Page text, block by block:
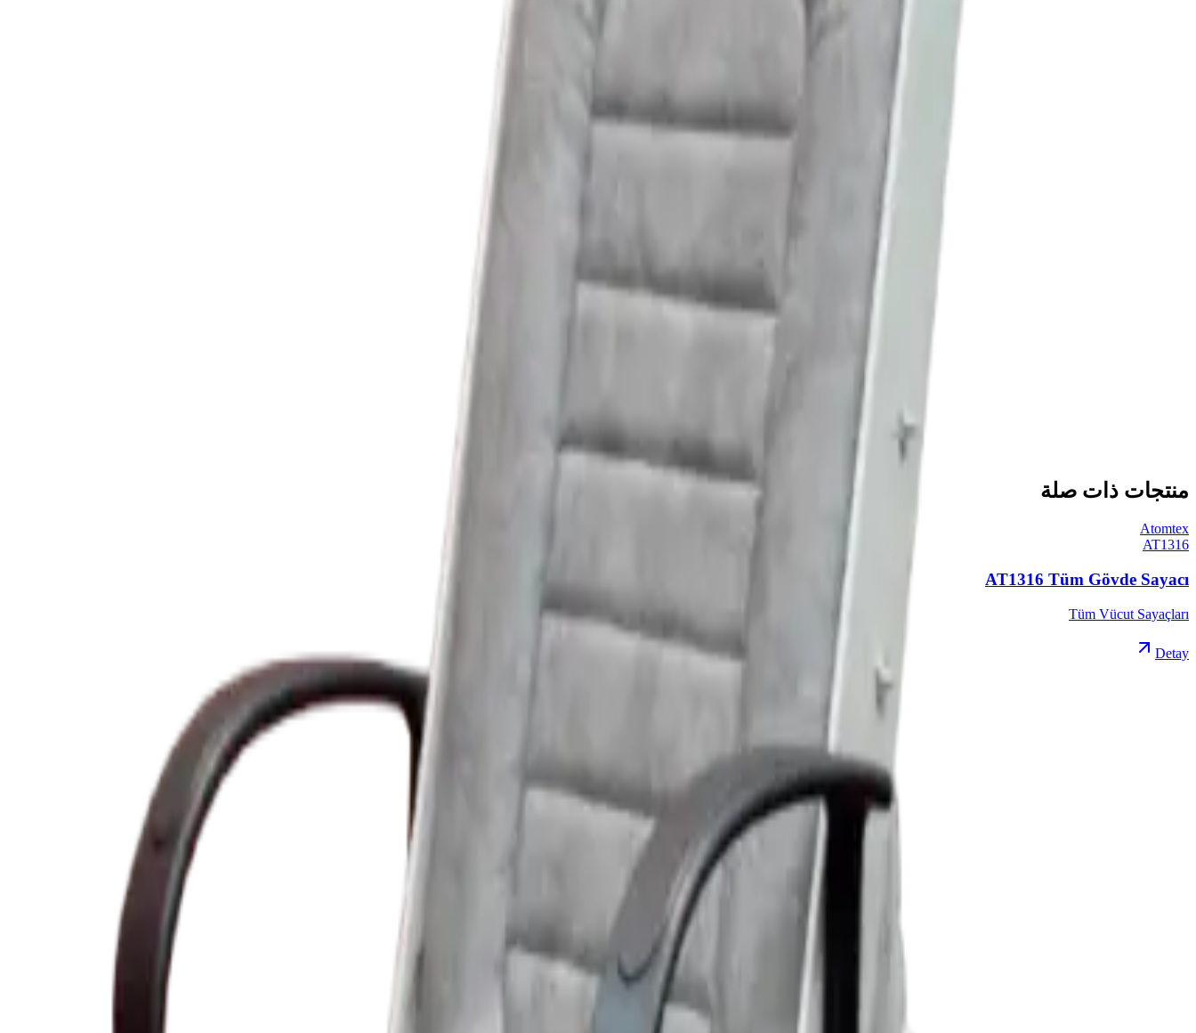
Mobil spektrometrik laboratuar parçası olarak AT1316 / AT1322A ile bağımsız olarak ya da birlikte çalıştırılabilir
منتجات ذات صلة
Atomtex
AT1316
AT1316 Tüm Gövde Sayacı
Tüm Vücut Sayaçları
Detay